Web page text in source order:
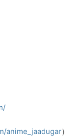
anime_jaadugar）